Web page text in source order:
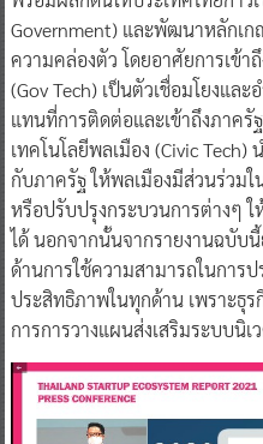
Government) และพัฒนาหลักเ
ความคล่องตัว โดยอาศัยการเข้า
(Gov Tech) เป็นตัวเชื่อมโยงแล
แทนที่การติดต่อและเข้าถึงภาค
เทคโนโลยีพลเมือง (Civic
กับภาครัฐ ให้พลเมืองมีส่วนร่วม
หรือปรับปรุงกระบวนการต่างๆ
ได้ นอกจากนั้นจากรายงานฉบับ
ด้านการใช้ความสามารถในการ
ประสิทธิภาพในทุกด้าน เพราะธุ
การการวางแผนส่งเสริมระบบนิ